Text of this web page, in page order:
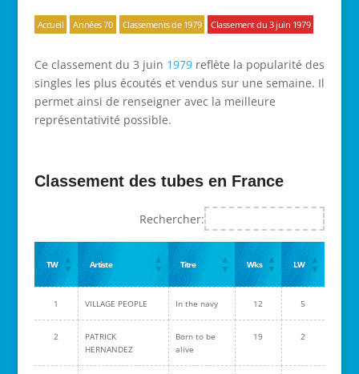
Accueil Années 70 Classements de 1979 Classement du 3 juin 1979
Ce classement du 3 juin 1979reflète la popularité des
singles les plus écoutés et vendus sur une semaine. Il
permet ainsi de renseigner avec la meilleure
représentativité possible.
Classement des tubes en France
Rechercher:
TW Artiste Titre Wks LW
1 VILLAGE PEOPLE In the navy 12 5
2
PATRICK
HERNANDEZ
Born to be
alive
19 2